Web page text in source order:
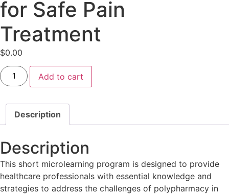
for Safe Pain
Treatment
$0.00
Add to cart
Description
Description
This short microlearning program is designed to provide
healthcare professionals with essential knowledge and
strategies to address the challenges of polypharmacy in